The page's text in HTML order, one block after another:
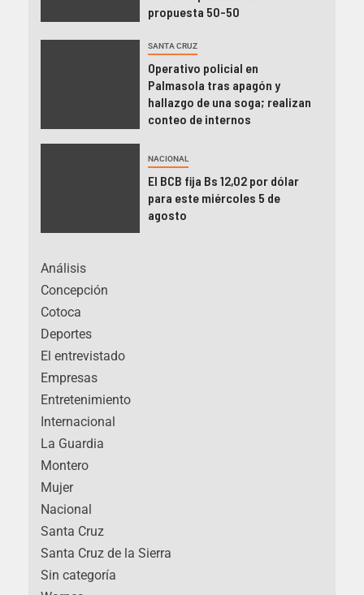
propuesta 50-50
SANTA CRUZ
Operativo policial en
Palmasola tras apagón y
hallazgo de una soga; realizan
conteo de internos
NACIONAL
El BCB fija Bs 12,02 por dólar
para este miércoles 5 de
agosto
Análisis
Concepción
Cotoca
Deportes
El entrevistado
Empresas
Entretenimiento
Internacional
La Guardia
Montero
Mujer
Nacional
Santa Cruz
Santa Cruz de la Sierra
Sin categoría